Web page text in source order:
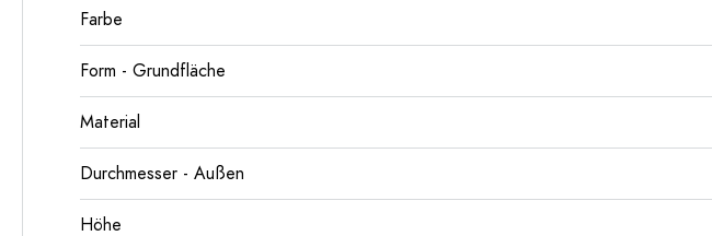
Farbe
Form - Grundfläche
Material
Durchmesser - Außen
Höhe